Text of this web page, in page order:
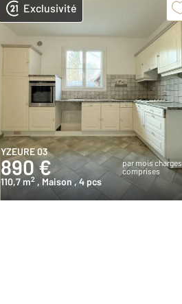
Exclusivité
YZEURE 03
890 €
par mois charges
comprises
110,7 m2 , Maison, 4 pcs